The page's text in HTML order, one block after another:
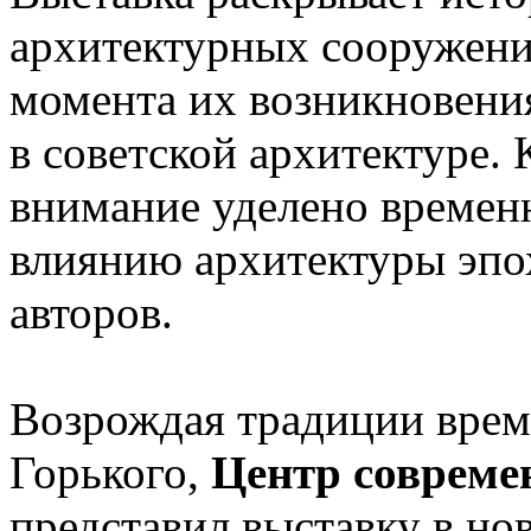
архитектурных
момента их
в советской
внимание уделено
влиянию архитектуры
авторов.
Возрождая традиции
Горького, Центр